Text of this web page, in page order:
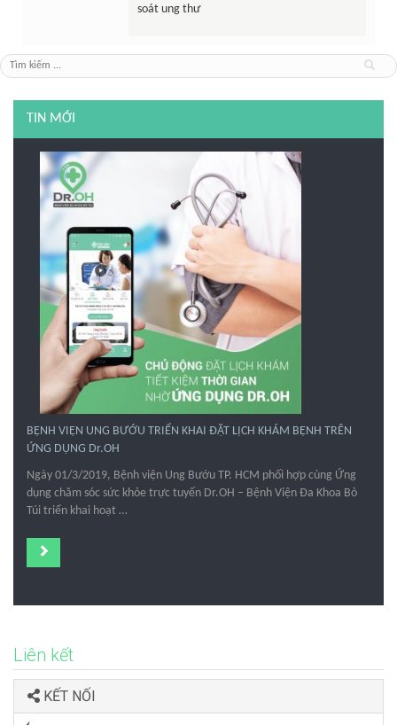
soát ung thư
TIN MỚI
BỆNH VIỆN UNG BƯỚU TRIỂN KHAI ĐẶT LỊCH KHÁM BỆNH TRÊN
ỨNG DỤNG Dr.OH
Ngày 01/3/2019, Bệnh viện Ung Bướu TP. HCM phối hợp cùng Ứng
dụng chăm sóc sức khỏe trực tuyến Dr.OH – Bệnh Viện Đa Khoa Bỏ
Túi triển khai hoạt …
Liên kết
KẾT NỐI